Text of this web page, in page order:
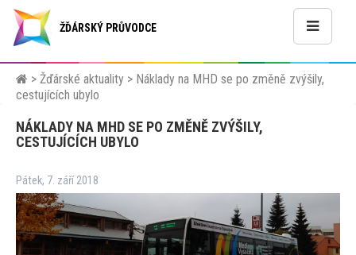
ŽĎÁRSKÝ PRŮVODCE
> Žďárské aktuality > Náklady na MHD se po změně zvýšily,
cestujících ubylo
NÁKLADY NA MHD SE PO ZMĚNĚ ZVÝŠILY,
CESTUJÍCÍCH UBYLO
Pátek, 7. září 2018